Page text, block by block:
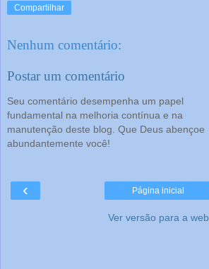
Compartilhar
Nenhum comentário:
Postar um comentário
Seu comentário desempenha um papel
fundamental na melhoria contínua e na
manutenção deste blog. Que Deus abençoe
abundantemente você!
‹ Página inicial
Ver versão para a web